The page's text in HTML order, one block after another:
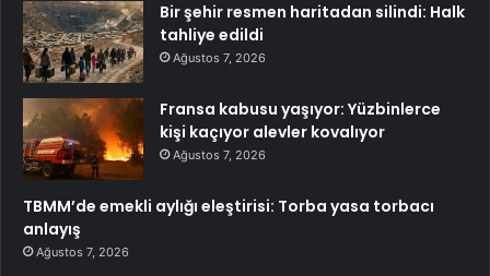
Bir şehir resmen haritadan silindi: Halk
tahliye edildi
Ağustos 7, 2026
Fransa kabusu yaşıyor: Yüzbinlerce
kişi kaçıyor alevler kovalıyor
Ağustos 7, 2026
TBMM’de emekli aylığı eleştirisi: Torba yasa torbacı
anlayış
Ağustos 7, 2026